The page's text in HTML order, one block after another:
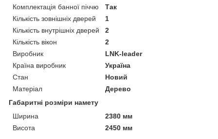
Комплектація банної піччю
Так
Кількість зовнішніх дверей
1
Кількість внутрішніх дверей
2
Кількість вікон
2
Виробник
LNK-leader
Країна виробник
Україна
Стан
Новий
Матеріал
Дерево
Габаритні розміри намету
Ширина
2380 мм
Висота
2450 мм